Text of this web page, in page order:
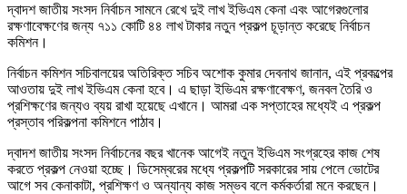
দ্বাদশ জাতীয় সংসদ নির্বাচন সামনে রেখে দুই লাখ ইভিএম কেনা এবং আগেরগুলোর
রক্ষণাবেক্ষণের জন্য ৭১১ কোটি ৪৪ লাখ টাকার নতুন প্রকল্প চূড়ান্ত করেছে নির্বাচন
কমিশন।
নির্বাচন কমিশন সচিবালয়ের অতিরিক্ত সচিব অশোক কুমার দেবনাথ জানান, এই প্রকল্পের
আওতায় দুই লাখ ইভিএম কেনা হবে। এ ছাড়া ইভিএম রক্ষণাবেক্ষণ, জনবল তৈরি ও
প্রশিক্ষণের জন্যও ব্যয় রাখা হয়েছে এখানে। আমরা এক সপ্তাহের মধ্যেই এ প্রকল্প
প্রস্তাব পরিকল্পনা কমিশনে পাঠাব।
দ্বাদশ জাতীয় সংসদ নির্বাচনের বছর খানেক আগেই নতুন ইভিএম সংগ্রহের কাজ শেষ
করতে প্রকল্প নেওয়া হচ্ছে। ডিসেম্বরের মধ্যে প্রকল্পটি সরকারের সায় পেলে ভোটের
আগে সব কেনাকাটা, প্রশিক্ষণ ও অন্যান্য কাজ সম্ভব বলে কর্মকর্তারা মনে করছেন।